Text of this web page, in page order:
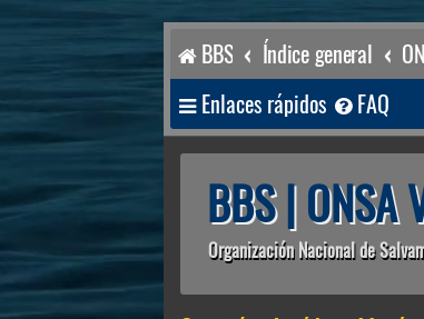
BBS Índice general
Enlaces rápidos FAQ
BBS | ONSA
Organización Nacional de